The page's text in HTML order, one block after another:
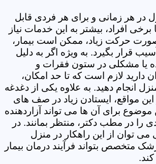
در هر زمانی و برای هر فردی قابل
افراد، بیشتر به این خدمات نیاز
حرکت زیاد، ممکن است بیمار،
قرار بگیرد. به ویژه اگر به دلیل
یا مشکلی در ستون فقرات و
لازم است که تا حد امکان،
انجام دهید. به علاوه یکی از دغدغه
مواقع، ایستادن زیاد در صف های
برای آن ها می تواند آزاردهنده
را در مطب دکتر، منتظر بمانند. در
می توان از این راهکار در منزل
متخصص بتواند فرآیند درمان بیمار